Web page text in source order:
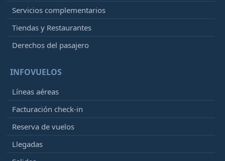
Servicios complementarios
Tiendas y Restaurantes
Derechos del pasajero
INFOVUELOS
Líneas aéreas
Facturación check-in
Reserva de vuelos
Llegadas